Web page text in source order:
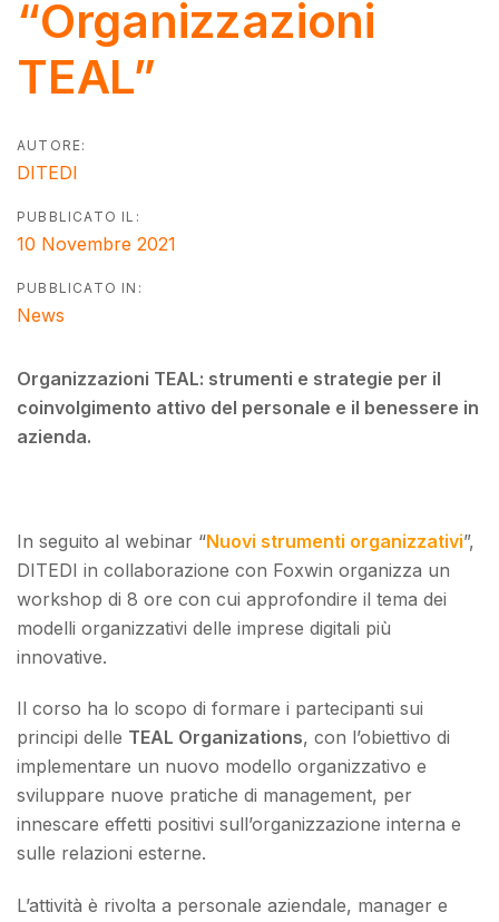
“Organizzazioni
TEAL”
AUTORE:
DITEDI
PUBBLICATO IL:
10 Novembre 2021
PUBBLICATO IN:
News
Organizzazioni TEAL: strumenti e strategie per il
coinvolgimento attivo del personale e il benessere in
azienda.
In seguito al webinar “Nuovi strumenti organizzativi”,
DITEDI in collaborazione con Foxwin organizza un
workshop di 8 ore con cui approfondire il tema dei
modelli organizzativi delle imprese digitali più
innovative.
Il corso ha lo scopo di formare i partecipanti sui
principi delle TEAL Organizations, con l’obiettivo di
implementare un nuovo modello organizzativo e
sviluppare nuove pratiche di management, per
innescare effetti positivi sull’organizzazione interna e
sulle relazioni esterne.
L’attività è rivolta a personale aziendale, manager e